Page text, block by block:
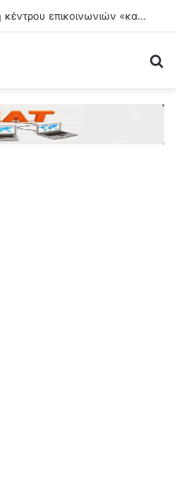
Βλάβη στην ηλεκτροδότηση κέντρου επικοινωνιών «καθηλώνει» μεγάλο αριθμό τρένων στη Βρετανία